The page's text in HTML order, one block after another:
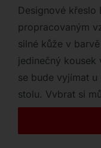
Designové křeslo
propracovaným
silné kůže v
jedinečný kousek
se bude vyjímat
stolu. Vybrat si
nebo bez nich